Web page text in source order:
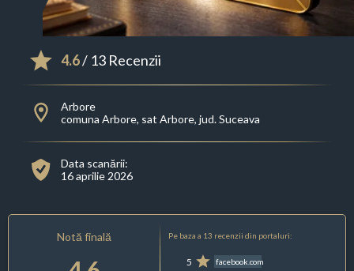
4.6/ 13 Recenzii
Arbore
comuna Arbore, sat Arbore, jud. Suceava
Data scanării:
16 aprilie 2026
Notă finală Pe baza a 13 recenzii din portaluri:
5 facebook.com